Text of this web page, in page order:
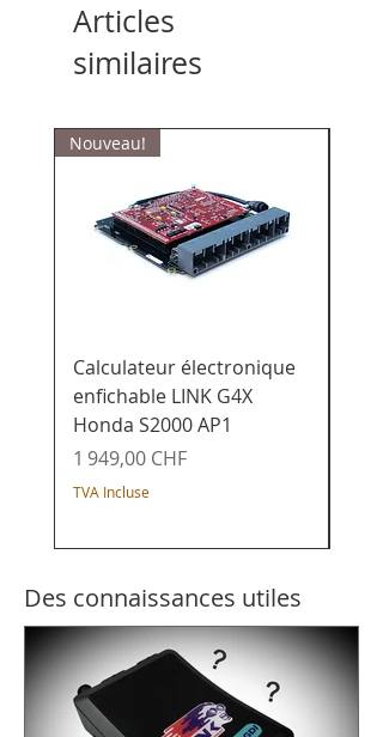
Articles
similaires
Nouveau!
Calculateur électronique
enfichable LINK G4X
Honda S2000 AP1
Prix
1 949,00 CHF
TVA Incluse
Des connaissances utiles